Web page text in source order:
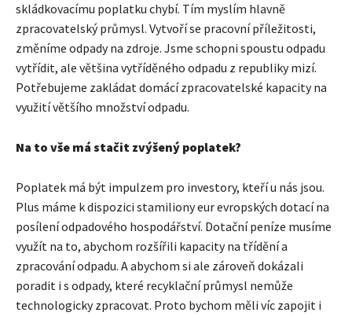
skládkovacímu poplatku chybí. Tím myslím hlavně
zpracovatelský průmysl. Vytvoří se pracovní příležitosti,
změníme odpady na zdroje. Jsme schopni spoustu odpadu
vytřídit, ale většina vytříděného odpadu z republiky mizí.
Potřebujeme zakládat domácí zpracovatelské kapacity na
využití většího množství odpadu.
Na to vše má stačit zvýšený poplatek?
Poplatek má být impulzem pro investory, kteří u nás jsou.
Plus máme k dispozici stamiliony eur evropských dotací na
posílení odpadového hospodářství. Dotační peníze musíme
využít na to, abychom rozšířili kapacity na třídění a
zpracování odpadu. A abychom si ale zároveň dokázali
poradit i s odpady, které recyklační průmysl nemůže
technologicky zpracovat. Proto bychom měli víc zapojit i